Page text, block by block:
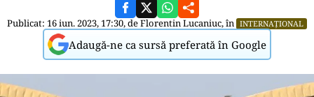
Publicat: 16 iun. 2023, 17:30, deFlorentin Lucaniuc, în INTERNAȚIONAL
Adaugă-ne ca sursă preferată în Google